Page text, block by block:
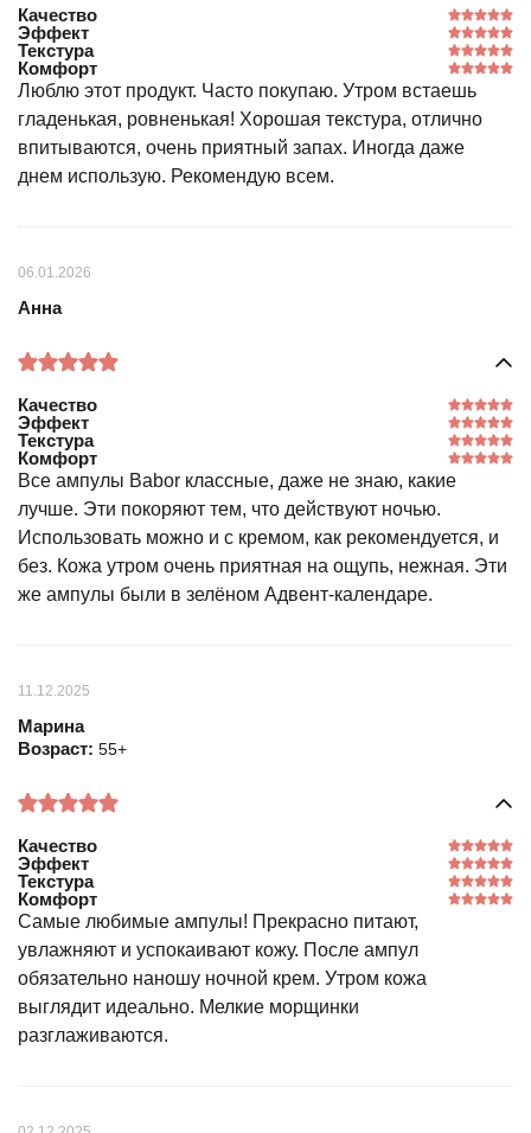
Качество
Эффект
Текстура
Комфорт
Люблю этот продукт. Часто покупаю. Утром встаешь
гладенькая, ровненькая! Хорошая текстура, отлично
впитываются, очень приятный запах. Иногда даже
днем использую. Рекомендую всем.
06.01.2026
Анна
Качество
Эффект
Текстура
Комфорт
Все ампулы Babor классные, даже не знаю, какие
лучше. Эти покоряют тем, что действуют ночью.
Использовать можно и с кремом, как рекомендуется, и
без. Кожа утром очень приятная на ощупь, нежная. Эти
же ампулы были в зелёном Адвент-календаре.
11.12.2025
Марина
Возраст: 55+
Качество
Эффект
Текстура
Комфорт
Самые любимые ампулы! Прекрасно питают,
увлажняют и успокаивают кожу. После ампул
обязательно наношу ночной крем. Утром кожа
выглядит идеально. Мелкие морщинки
разглаживаются.